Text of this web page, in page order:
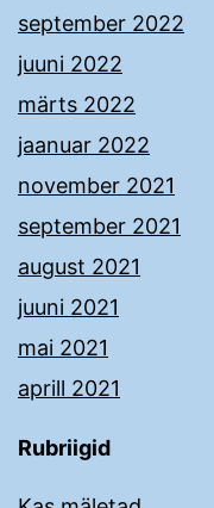
september 2022
juuni 2022
märts 2022
jaanuar 2022
november 2021
september 2021
august 2021
juuni 2021
mai 2021
aprill 2021
Rubriigid